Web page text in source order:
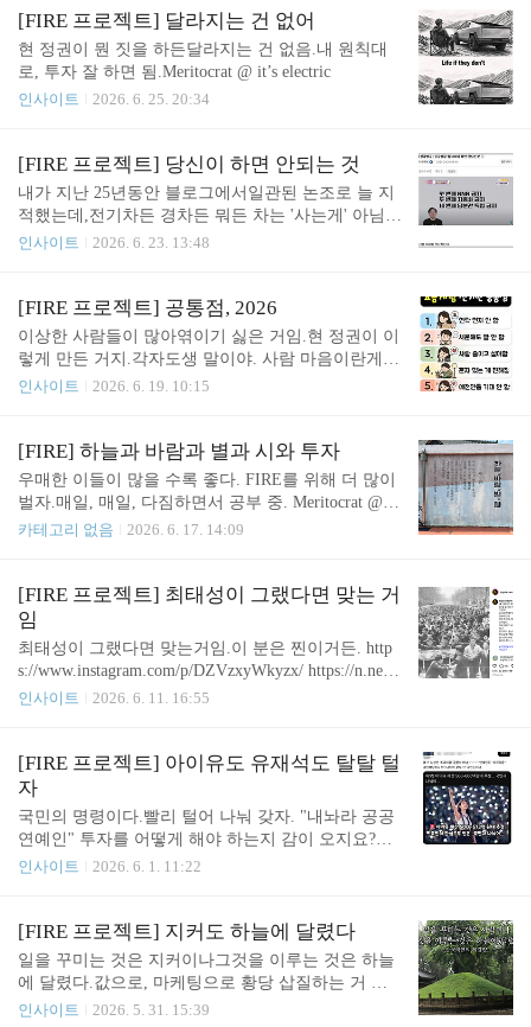
다가는 진짜 인생에 큰일 난다. 저들은 없는 사람들
의 열정과 지갑을 지렛대로 삼는진짜 비열 그 자체
다. 이미 나를 아는 사람들 잘 알잖아.정말..
at @ it's electric
[FIRE 프로젝트] 달라지는 건 없어
현 정권이 뭔 짓을 하든달라지는 건 없음.내 원칙대
로, 투자 잘 하면 됨.Meritocrat @ it’s electric
인사이트
2026. 6. 25. 20:34
[FIRE 프로젝트] 당신이 하면 안되는 것
내가 지난 25년동안 블로그에서일관된 논조로 늘 지
적했는데,전기차든 경차든 뭐든 차는 '사는게' 아님.
차는 최소 월급의 절반 이상이 남는다거나, 아니면
사는 거임. 나 역시 정말 늦게 첫 차를 구입했고,그 전
에는 계속 초단기 렌트만 가끔 이용했음. 여기는 전
기차 정보를 제공하는 미디어지만,할 말을 할 땐 솔
직해야 하는 것이라고 생각함. 보조금 받더라도 전기
차가 뭐 한두푼 하는 것도 아니고, 사실 그것보다도
모을 수가 없음. 때문에 본인이 돈이 없다고 생각되
거나수입지출이 빠듯하다고 생각하면정말 업무상,
또는 어린 아기 키우기 위해 필요한 게 아닌 이상차
는 ..
인사이트 2026. 6. 23. 13:48
[FIRE 프로젝트] 공통점, 2026
이상한 사람들이 많아엮이기 싫은 거임.현 정권이 이
렇게 만든 거지.각자도생 말이야. 사람 마음이란게,
포카치아처럼 말랑촉촉해야 하는데,이젠 죄다 푸석
기에 휩쓸리면 그 끝은 이미 정해져 있음. 나 너무 신
나, 잘한다 멍청이들 ㅋㅋ Meritocrat @ it's electric
인사이트 2026. 6. 19. 10:15
[FIRE] 하늘과 바람과 별과 시와 투자
우매한 이들이 많을 수록 좋다. FIRE를 위해 더 많이
벌자.매일, 매일, 다짐하면서 공부 중. Meritocrat @ i
t's electric
카테고리 없음 2026. 6. 17. 14:09
[FIRE 프로젝트] 최태성이 그랬다면 맞는 거
임
최태성이 그랬다면 맞는거임.이 분은 찐이거든. http
s://www.instagram.com/p/DZVzxyWkyzx/ https://n.new
s.naver.com/mnews/article/008/0005369232?sid=102 최
부족 사태를 공개적으로 비판했다. 9일 최태성은 자
신의 인스타그램에 4·19 혁명 사진과 함께 서울 송파
구 올림픽공원 핸드볼경기장 앞에서 진행된n.news.na
ver.com 1. 임의로 증거 폐기https://n.news.naver.com/
mnews/article/020/0003726001?sid=102 [단독]잠실 투
표용지 보관 상자 선관위가 폐기… 법원, 의혹 규..
인사이트 2026. 6. 11. 16:55
[FIRE 프로젝트] 아이유도 유재석도 탈탈 털
자
국민의 명령이다.빨리 털어 나눠 갖자. "내놔라 공공
연예인" 투자를 어떻게 해야 하는지 감이 오지요?돈
을 벌 관상인지... 합리적인 이성 말임. 위 사진을 보
감사합니다.성투하여 빨리 FIRE 합시다.6월10일 업
데이트) 이참에 박명수도 싹 털어버리자!!!https://nav
er.me/5YorXl10 박명수, 투표용지 부족 사태 의식했
방선거 투표용지 부족 사태와 관련한 입장 표명을 요
인사이트 2026. 6. 1. 11:22
[FIRE 프로젝트] 지커도 하늘에 달렸다
일을 꾸미는 것은 지커이나그것을 이루는 것은 하늘
에 달렸다.값으로, 마케팅으로 황당 삽질하는 거 보
니,하늘같은 테슬라가 땅 같은 현다이가한국서 바보
인사이트 2026. 5. 31. 15:39